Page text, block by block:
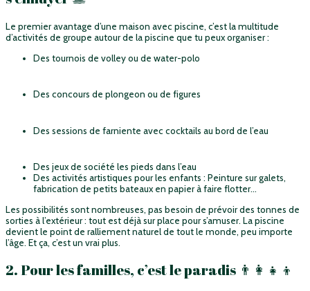
Le premier avantage d’une maison avec piscine, c’est la multitude
d’activités de groupe autour de la piscine que tu peux organiser :
Des tournois de volley ou de water-polo
Des concours de plongeon ou de figures
Des sessions de farniente avec cocktails au bord de l’eau
Des jeux de société les pieds dans l’eau
Des activités artistiques pour les enfants : Peinture sur galets,
fabrication de petits bateaux en papier à faire flotter…
Les possibilités sont nombreuses, pas besoin de prévoir des tonnes de
sorties à l’extérieur : tout est déjà sur place pour s’amuser. La piscine
devient le point de ralliement naturel de tout le monde, peu importe
l’âge. Et ça, c’est un vrai plus.
2. Pour les familles, c’est le paradis 👨‍👩‍👧‍👦